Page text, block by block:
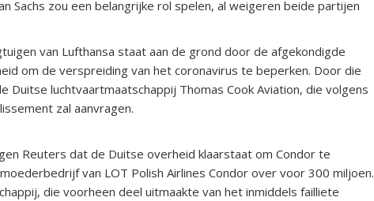
Sachs zou een belangrijke rol spelen, al weigeren beide partijen
van Lufthansa staat aan de grond door de afgekondigde
om de verspreiding van het coronavirus te beperken. Door die
Duitse luchtvaartmaatschappij Thomas Cook Aviation, die volgens
zal aanvragen.
Reuters dat de Duitse overheid klaarstaat om Condor te
van LOT Polish Airlines Condor over voor 300 miljoen.
die voorheen deel uitmaakte van het inmiddels failliete